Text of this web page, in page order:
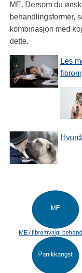
ME. Dersom du
behandlingsformer,
kombinasjon med
dette.
Les
ME
ME / fibromyalgi
Panikkangst